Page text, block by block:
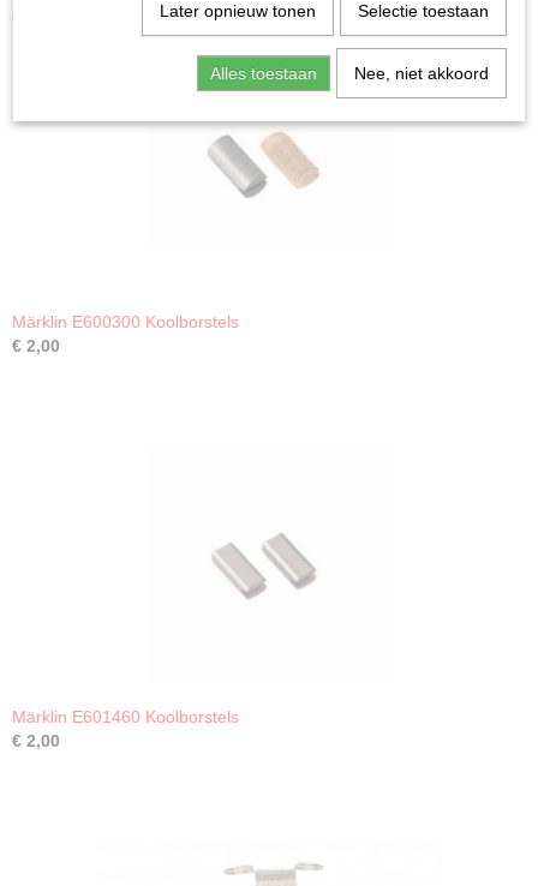
Ook interessant
Märklin E600300 Koolborstels
€ 2,00
Märklin E601460 Koolborstels
€ 2,00
Later opnieuw tonen Selectie toestaan
Alles toestaan Nee, niet akkoord